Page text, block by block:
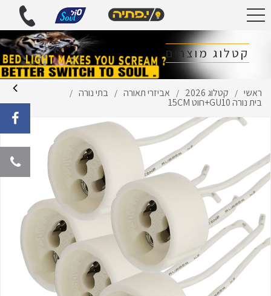
קטלוג מוצרים
ראשי / קטלוג 2026 / אביזרי תאורה / בתי נורה /
בית נורה GU10+חוט 15CM